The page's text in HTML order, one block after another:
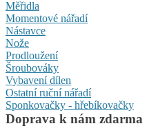
Měřidla
Momentové nářadí
Nástavce
Nože
Prodloužení
Šroubováky
Vybavení dílen
Ostatní ruční nářadí
Sponkovačky - hřebíkovačky
Doprava k nám zdarma